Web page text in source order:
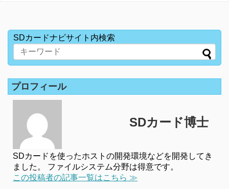
SDカードナビサイト内検索
プロフィール
SDカード博士
SDカードを使ったホストの開発環境などを開発してき
ました。 ファイルシステム分野は得意です。
この投稿者の記事一覧はこちら ≫